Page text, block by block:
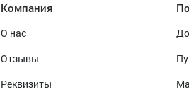
Компания
О нас
Отзывы
Реквизиты